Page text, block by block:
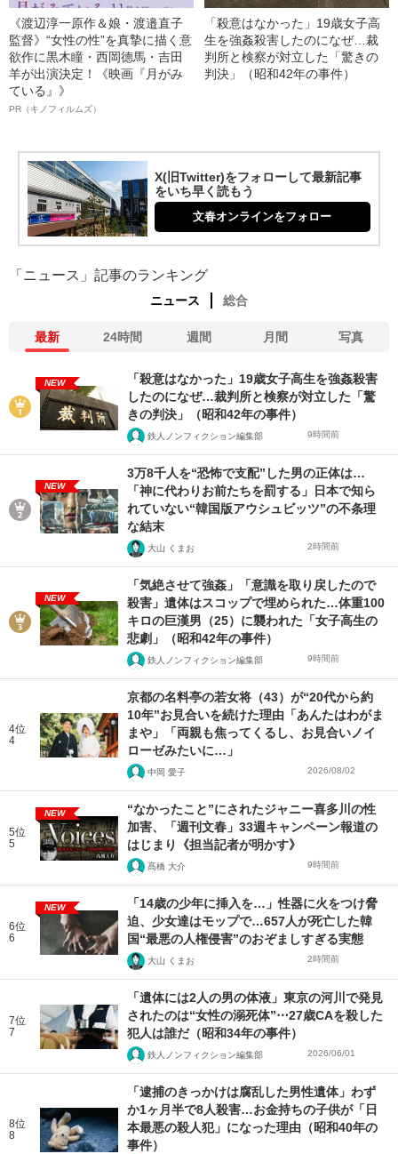
《渡辺淳一原作＆娘・渡邉直子
監督》“女性の性”を真摯に描く意
欲作に黒木瞳・西岡德馬・吉田
羊が出演決定！《映画『月がみ
ている』》
PR（キノフィルムズ）
「殺意はなかった」19歳女子高
生を強姦殺害したのになぜ…裁
判所と検察が対立した「驚きの
判決」（昭和42年の事件）
X(旧Twitter)をフォローして最新記事
をいち早く読もう
文春オンラインをフォロー
「ニュース」記事のランキング
ニュース 総合
最新 24時間 週間 月間 写真
NEW
「殺意はなかった」19歳女子高生を強姦殺害
したのになぜ…裁判所と検察が対立した「驚
きの判決」（昭和42年の事件）
鉄人ノンフィクション編集部 9時間前
NEW
3万8千人を“恐怖で支配”した男の正体は…
「神に代わりお前たちを罰する」日本で知ら
れていない“韓国版アウシュビッツ”の不条理
な結末
大山 くまお 2時間前
NEW
「気絶させて強姦」「意識を取り戻したので
殺害」遺体はスコップで埋められた…体重100
キロの巨漢男（25）に襲われた「女子高生の
悲劇」（昭和42年の事件）
鉄人ノンフィクション編集部 9時間前
4位
4
京都の名料亭の若女将（43）が“20代から約
10年”お見合いを続けた理由「あんたはわがま
まや」「両親も焦ってくるし、お見合いノイ
ローゼみたいに…」
中岡 愛子 2026/08/02
5位
5
NEW
“なかったこと”にされたジャニー喜多川の性
加害、「週刊文春」33週キャンペーン報道の
はじまり《担当記者が明かす》
髙橋 大介 9時間前
6位
6
NEW
「14歳の少年に挿入を…」性器に火をつけ脅
迫、少女達はモップで…657人が死亡した韓
国“最悪の人権侵害”のおぞましすぎる実態
大山 くまお 2時間前
7位
7
「遺体には2人の男の体液」東京の河川で発見
されたのは“女性の溺死体”⋯27歳CAを殺した
犯人は誰だ（昭和34年の事件）
鉄人ノンフィクション編集部 2026/06/01
8位
8
「逮捕のきっかけは腐乱した男性遺体」わず
か1ヶ月半で8人殺害…お金持ちの子供が「日
本最悪の殺人犯」になった理由（昭和40年の
事件）